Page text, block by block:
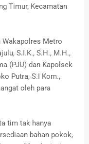
Timur, Kecamatan
Metro
S.I.K., S.H., M.H.,
(PJU) dan Kapolsek
Putra, S.I Kom.,
oleh para
tim tak hanya
bahan pokok,